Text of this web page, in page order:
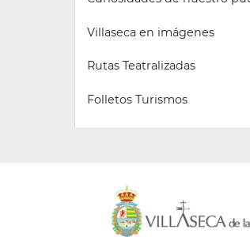
Villaseca en imágenes
Rutas Teatralizadas
Folletos Turismos